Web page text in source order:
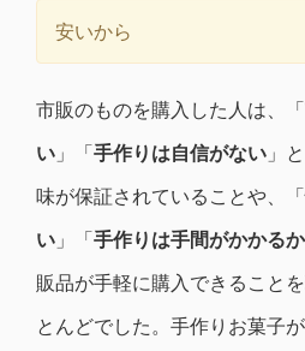
安いから
市販のものを購入した人は、「
い 」「手作りは自信がない 」
味が保証されていることや、「
い 」「手作りは手間がかかる
販品が手軽に購入できること
とんどでした。手作りお菓子